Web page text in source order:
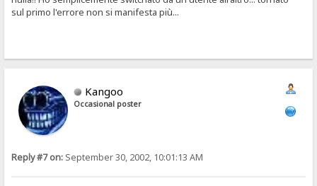
sul primo l'errore non si manifesta più...
Kangoo
Occasional poster
Reply #7 on: September 30, 2002, 10:01:13 AM